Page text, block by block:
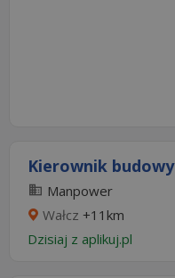
Kierownik budowy
Manpower
Wałcz +11km
Dzisiaj z aplikuj.pl